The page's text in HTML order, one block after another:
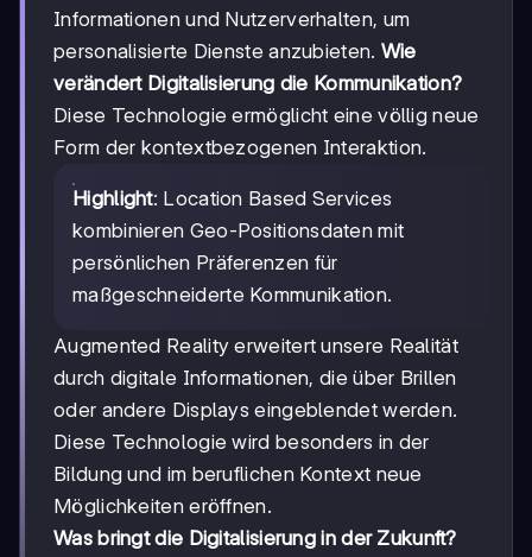
Informationen und Nutzerverhalten, um
personalisierte Dienste anzubieten. Wie
verändert Digitalisierung die Kommunikation?
Diese Technologie ermöglicht eine völlig neue
Form der kontextbezogenen Interaktion.
Highlight: Location Based Services
kombinieren Geo-Positionsdaten mit
persönlichen Präferenzen für
maßgeschneiderte Kommunikation.
Augmented Reality erweitert unsere Realität
durch digitale Informationen, die über Brillen
oder andere Displays eingeblendet werden.
Diese Technologie wird besonders in der
Bildung und im beruflichen Kontext neue
Möglichkeiten eröffnen.
Was bringt die Digitalisierung in der Zukunft?